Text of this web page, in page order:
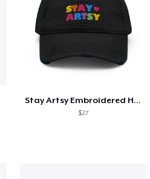
Stay Artsy Embroidered Hat
$27